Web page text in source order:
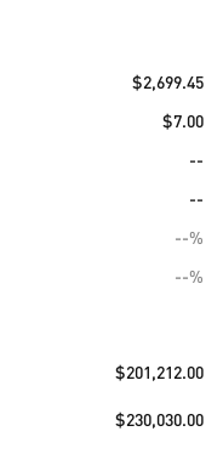
$2,699.45
$7.00
--
--
--%
--%
$201,212.00
$230,030.00